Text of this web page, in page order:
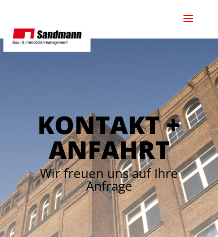
KONTAKT +
ANFAHRT
Wir freuen uns auf Ihre
Anfrage